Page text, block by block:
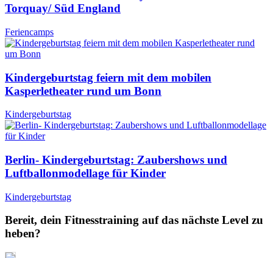
Torquay/ Süd England
Feriencamps
Kindergeburtstag feiern mit dem mobilen
Kasperletheater rund um Bonn
Kindergeburtstag
Berlin- Kindergeburtstag: Zaubershows und
Luftballonmodellage für Kinder
Kindergeburtstag
Bereit, dein Fitnesstraining auf das nächste Level zu
heben?